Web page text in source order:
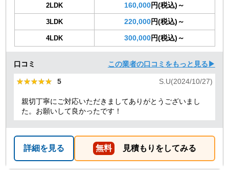
2LDK 160,000円(税込)～
3LDK 220,000円(税込)～
4LDK 300,000円(税込)～
口コミ この業者の口コミをもっと見る▶
★★★★★
★★★★★ 5 S.U(2024/10/27)
親切丁寧にご対応いただきましてありがとうございまし
た。お願いして良かったです！
詳細を見る 無料 見積もりをしてみる